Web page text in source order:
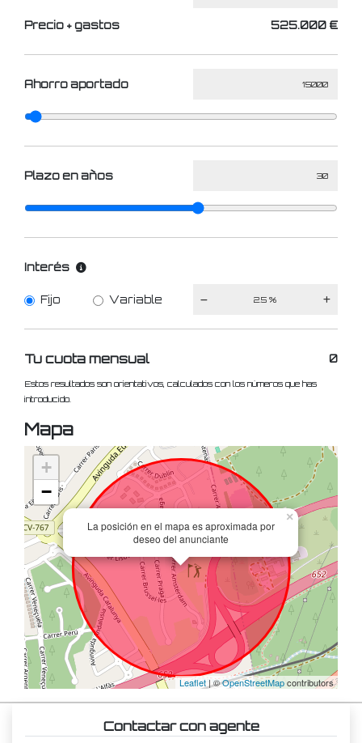
Precio + gastos 525.000 €
Ahorro aportado
Plazo en años
Interés
Fijo Variable
Tu cuota mensual 0
Estos resultados son orientativos, calculados con los números que has
introducido.
Mapa
La posición en el mapa es aproximada por
deseo del anunciante
×
+
−
Leaflet | ©OpenStreetMapcontributors
Contactar con agente